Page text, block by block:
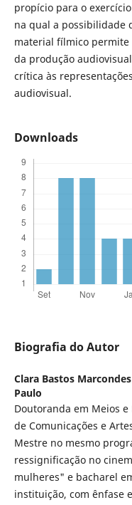
propício para o
na qual a possibilidade
material fílmico
da produção
crítica às
audiovisual.
Downloads
Biografia do Autor
Clara Bastos
Paulo
Doutoranda em Meios e
de Comunicações e
Mestre no mesmo
ressignificação no
mulheres" e bacharel
instituição, com ênfase